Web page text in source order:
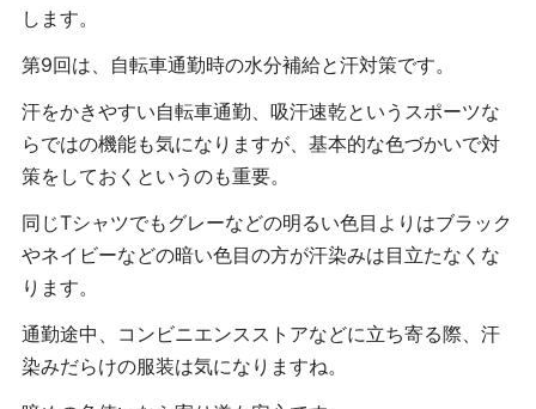
します。
第9回は、自転車通勤時の水分補給と汗対策です。
汗をかきやすい自転車通勤、吸汗速乾というスポーツな
らではの機能も気になりますが、基本的な色づかいで対
策をしておくというのも重要。
同じTシャツでもグレーなどの明るい色目よりはブラック
やネイビーなどの暗い色目の方が汗染みは目立たなくな
ります。
通勤途中、コンビニエンスストアなどに立ち寄る際、汗
染みだらけの服装は気になりますね。